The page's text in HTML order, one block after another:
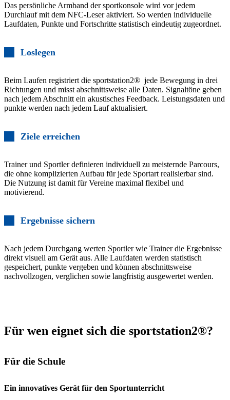
Das persönliche Armband der sportkonsole wird vor jedem
Durchlauf mit dem NFC-Leser aktiviert. So werden individuelle
Laufdaten, Punkte und Fortschritte statistisch eindeutig zugeordnet.
Loslegen
Beim Laufen registriert die sportstation2® jede Bewegung in drei
Richtungen und misst abschnittsweise alle Daten. Signaltöne geben
nach jedem Abschnitt ein akustisches Feedback. Leistungsdaten und
punkte werden nach jedem Lauf aktualisiert.
Ziele erreichen
Trainer und Sportler definieren individuell zu meisternde Parcours,
die ohne komplizierten Aufbau für jede Sportart realisierbar sind.
Die Nutzung ist damit für Vereine maximal flexibel und
motivierend.
Ergebnisse sichern
Nach jedem Durchgang werten Sportler wie Trainer die Ergebnisse
direkt visuell am Gerät aus. Alle Laufdaten werden statistisch
gespeichert, punkte vergeben und können abschnittsweise
nachvollzogen, verglichen sowie langfristig ausgewertet werden.
Für wen eignet sich die sportstation2®?
Für die Schule
Ein innovatives Gerät für den Sportunterricht